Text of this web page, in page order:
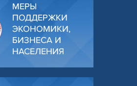
МЕРЫ
ПОДДЕРЖКИ
ЭКОНОМИКИ,
БИЗНЕСА И
НАСЕЛЕНИЯ